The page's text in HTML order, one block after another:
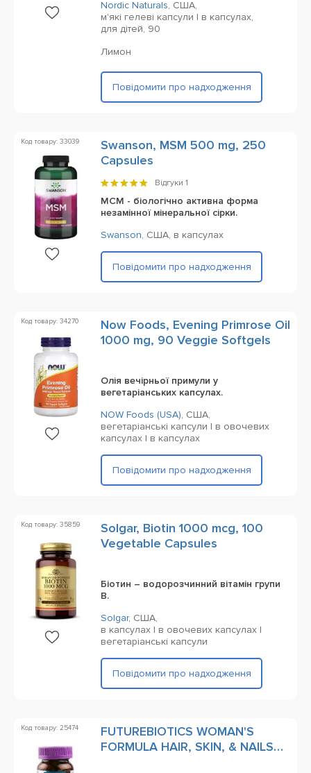
Nordic Naturals, США,
м'які гелеві капсули | в капсулах,
для дітей, 90
Лимон
Повідомити про надходження
Код товару: 33039
Swanson, MSM 500 mg, 250
Capsules
Відгуки 1
МСМ - біологічно активна форма
незамінної мінеральної сірки.
Swanson, США, в капсулах
Повідомити про надходження
Код товару: 34270
Now Foods, Evening Primrose Oil
1000 mg, 90 Veggie Softgels
Олія вечірньої примули у
вегетаріанських капсулах.
NOW Foods (USA), США,
вегетаріанські капсули | в овочевих
капсулах | в капсулах
Повідомити про надходження
Код товару: 35859
Solgar, Biotin 1000 mcg, 100
Vegetable Capsules
Біотин – водорозчинний вітамін групи
B.
Solgar, США,
в капсулах | в овочевих капсулах |
вегетаріанські капсули
Повідомити про надходження
Код товару: 25474
FUTUREBIOTICS WOMAN'S
FORMULA HAIR, SKIN, & NAILS